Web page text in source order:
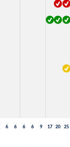
6 6 6 6 9 17 20 25